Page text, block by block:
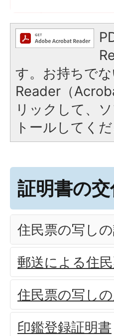
す。お持ちで
Reader（
リックして、
トールしてくだ
証明書の
住民票の写し
郵送による住
住民票の写し
印鑑登録証明書